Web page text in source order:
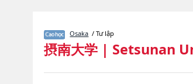
Osaka / Tư lập
摂南大学 | Setsunan